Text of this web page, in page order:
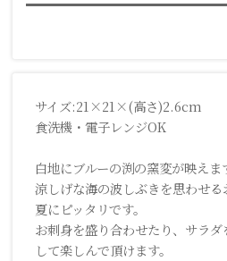
サイズ:21×21×(高さ)2.6cm
食洗機・電子レンジOK
白地にブルーの渕の窯変が映えま
涼しげな海の波しぶきを思わせる
夏にピッタリです。
お刺身を盛り合わせたり、サラダ
して楽しんで頂けます。